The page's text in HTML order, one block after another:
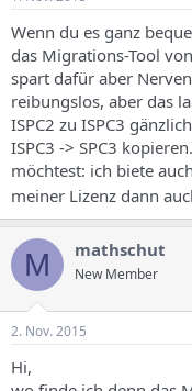
Wenn du es ganz
das Migrations-Tool
spart dafür aber
reibungslos, aber das
ISPC2 zu ISPC3
ISPC3 -> SPC3
möchtest: ich biete
meiner Lizenz dann
M mathschut
New Member
2. Nov. 2015
Hi,